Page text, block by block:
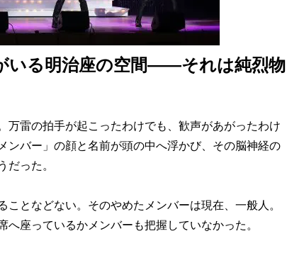
いる明治座の空間――それは純烈物
雷の拍手が起こったわけでも、歓声があがったわけ
ンバー」の顔と名前が頭の中へ浮かび、その脳神経の
だった。
となどない。そのやめたメンバーは現在、一般人。
座っているかメンバーも把握していなかった。